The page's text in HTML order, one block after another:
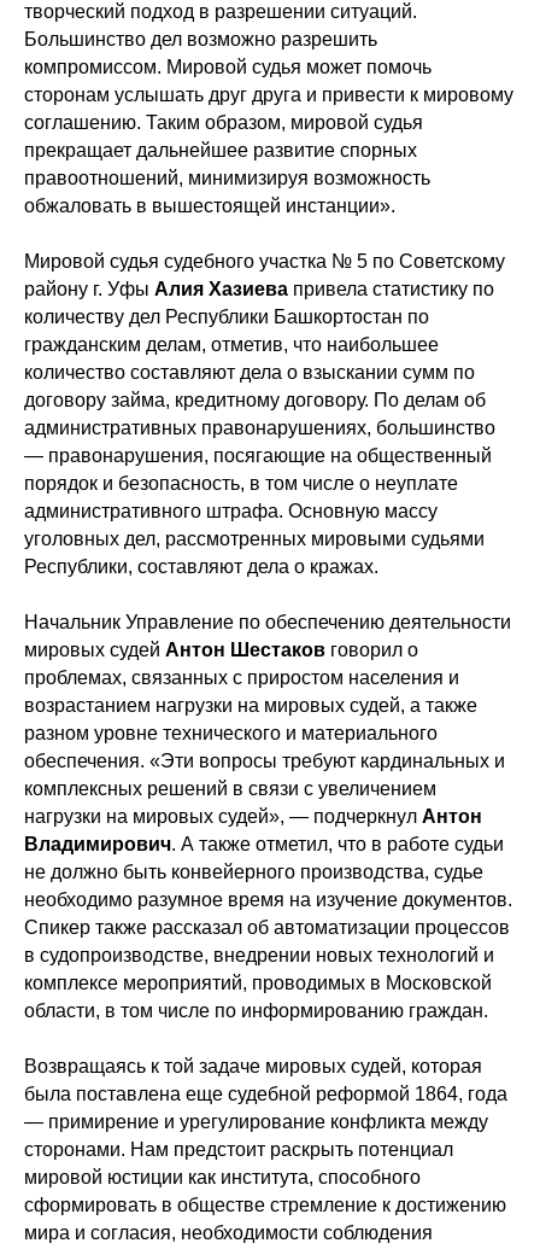
творческий подход в разрешении ситуаций.
Большинство дел возможно разрешить
компромиссом. Мировой судья может помочь
сторонам услышать друг друга и привести к мировому
соглашению. Таким образом, мировой судья
прекращает дальнейшее развитие спорных
правоотношений, минимизируя возможность
обжаловать в вышестоящей инстанции».
Мировой судья судебного участка № 5 по Советскому
району г. Уфы Алия Хазиева привела статистику по
количеству дел Республики Башкортостан по
гражданским делам, отметив, что наибольшее
количество составляют дела о взыскании сумм по
договору займа, кредитному договору. По делам об
административных правонарушениях, большинство
— правонарушения, посягающие на общественный
порядок и безопасность, в том числе о неуплате
административного штрафа. Основную массу
уголовных дел, рассмотренных мировыми судьями
Республики, составляют дела о кражах.
Начальник Управление по обеспечению деятельности
мировых судей Антон Шестаков говорил о
проблемах, связанных с приростом населения и
возрастанием нагрузки на мировых судей, а также
разном уровне технического и материального
обеспечения. «Эти вопросы требуют кардинальных и
комплексных решений в связи с увеличением
нагрузки на мировых судей», — подчеркнул Антон
Владимирович. А также отметил, что в работе судьи
не должно быть конвейерного производства, судье
необходимо разумное время на изучение документов.
Спикер также рассказал об автоматизации процессов
в судопроизводстве, внедрении новых технологий и
комплексе мероприятий, проводимых в Московской
области, в том числе по информированию граждан.
Возвращаясь к той задаче мировых судей, которая
была поставлена еще судебной реформой 1864, года
— примирение и урегулирование конфликта между
сторонами. Нам предстоит раскрыть потенциал
мировой юстиции как института, способного
сформировать в обществе стремление к достижению
мира и согласия, необходимости соблюдения